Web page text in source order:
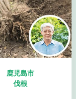
鹿児島市
伐根